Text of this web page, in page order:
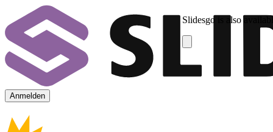
Slidesgo is also
Anmelden